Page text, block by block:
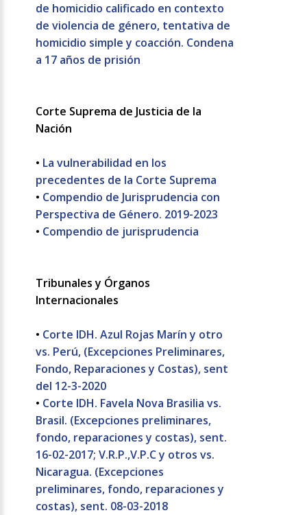
de homicidio calificado en contexto
de violencia de género, tentativa de
homicidio simple y coacción. Condena
a 17 años de prisión
Corte Suprema de Justicia de la
Nación
• La vulnerabilidad en los
precedentes de la Corte Suprema
• Compendio de Jurisprudencia con
Perspectiva de Género. 2019-2023
• Compendio de jurisprudencia
Tribunales y Órganos
Internacionales
• Corte IDH. Azul Rojas Marín y otro
vs. Perú, (Excepciones Preliminares,
Fondo, Reparaciones y Costas), sent
del 12-3-2020
• Corte IDH. Favela Nova Brasilia vs.
Brasil. (Excepciones preliminares,
fondo, reparaciones y costas), sent.
16-02-2017; V.R.P.,V.P.C y otros vs.
Nicaragua. (Excepciones
preliminares, fondo, reparaciones y
costas), sent. 08-03-2018